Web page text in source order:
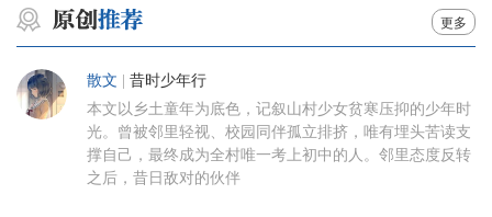
更多
散文 昔时少年行
本文以乡土童年为底色，记叙山村少女贫寒压抑的少年时
光。曾被邻里轻视、校园同伴孤立排挤，唯有埋头苦读支
撑自己，最终成为全村唯一考上初中的人。邻里态度反转
之后，昔日敌对的伙伴